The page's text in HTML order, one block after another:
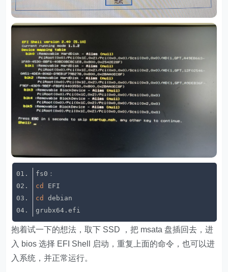
cd
cd
抱着试一下的想法，取下 SSD ，把 msata 盘插回去，进
入 bios 选择 EFI Shell 启动，重复上面的命令，也可以进
入系统，并正常运行。